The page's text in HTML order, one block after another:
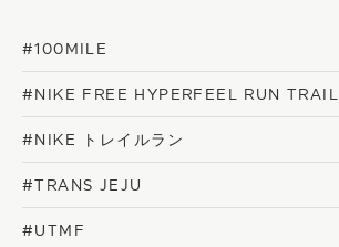
#100MILE
#NIKE FREE HYPERFEEL RUN TRAIL
#NIKE トレイルラン
#TRANS JEJU
#UTMF